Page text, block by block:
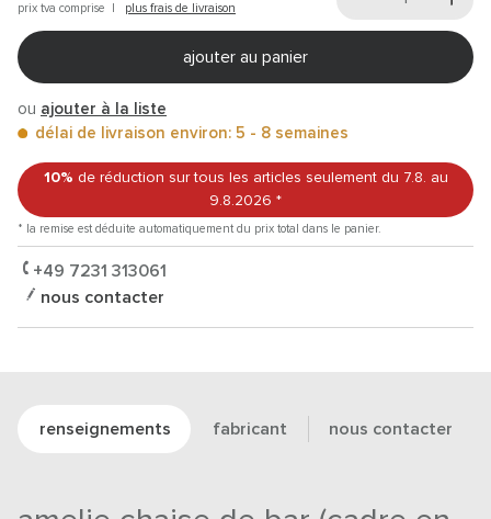
prix tva comprise | plus frais de livraison
ajouter au panier
ou ajouter à la liste
délai de livraison environ: 5 - 8 semaines
10% de réduction sur tous les articles seulement du 7.8. au
9.8.2026 *
* la remise est déduite automatiquement du prix total dans le panier.
+49 7231 313061
nous contacter
renseignements fabricant nous contacter